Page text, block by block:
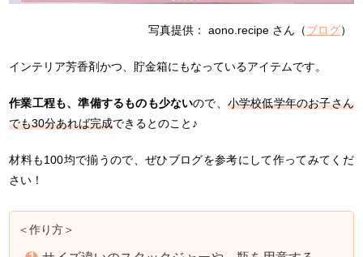
写真提供： aono.recipe さん（ブログ）
インテリア芳香剤かつ、貯金箱にもなっているアイテムです。
作業工程も、準備するものも少ないので、 小学校低学年のお子さん
でも30分あれば完成できるとのこと♪
材料も100均で揃うので、ぜひブログを参考にして作ってみてくだ
さい！
＜作り方＞